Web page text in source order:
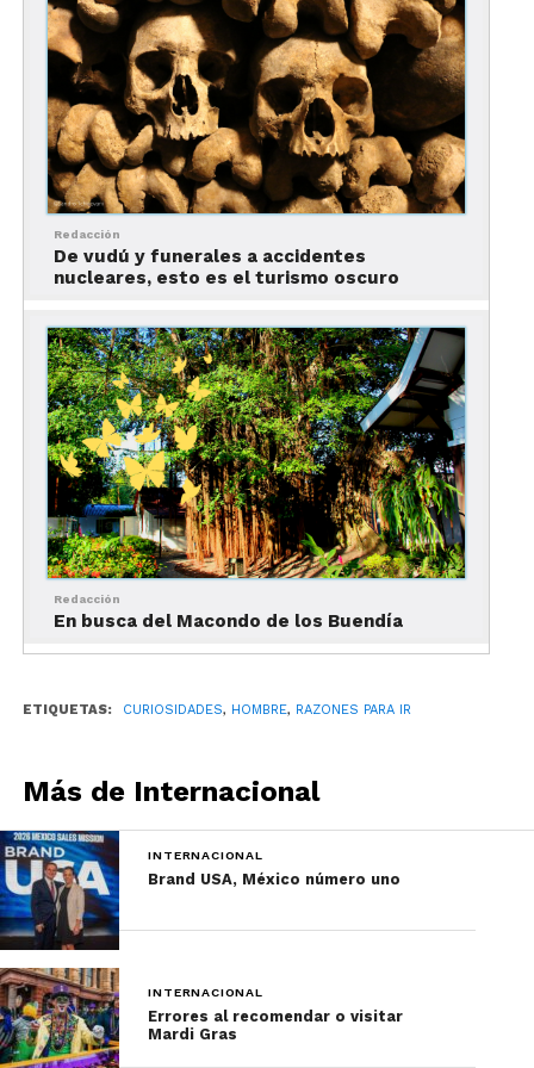
Mujeres bellas, liberales y de mente abierta.
Seguramente con quienes pasarás momentos muy
divertidos.
6. Moscú, Rusia
La modelo Irina Shayk, Irina Antonenko, Miss
Rusia 2010, es uno de los ejemplos de las mujeres
que hay en las calles de esta ciudad ¿Puedes
imaginarlo?
7. Tel Aviv, Israel
Tel Aviv es el punto focal de la cultura juvenil de
Israel y la vida nocturna del país, así que tiene
Redacción
De vudú y funerales a accidentes
nucleares, esto es el turismo oscuro
Redacción
En busca del Macondo de los Buendía
ETIQUETAS: CURIOSIDADES, HOMBRE, RAZONES PARA IR
Más de Internacional
INTERNACIONAL
Brand USA, México número uno
INTERNACIONAL
Errores al recomendar o visitar
Mardi Gras